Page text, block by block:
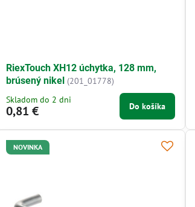
RiexTouch XH12 úchytka, 128 mm,
brúsený nikel (201_01778)
Skladom do 2 dni
0,81 € Do košíka
NOVINKA